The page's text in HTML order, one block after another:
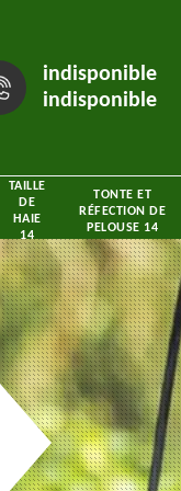
indisponible
indisponible
TAILLE
DE
HAIE
14
TONTE ET
RÉFECTION DE
PELOUSE 14